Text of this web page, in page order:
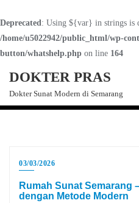
Deprecated: Using ${var} in strings is
/home/u5022942/public_html/wp-
button/whatshelp.php on line 164
DOKTER PRAS
Dokter Sunat Modern di Semarang
03/03/2026
Rumah Sunat Semarang
dengan Metode Modern